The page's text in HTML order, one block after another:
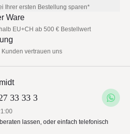
Ihrer ersten Bestellung sparen*
Ware
EU+CH ab 500 € Bestellwert
vertrauen uns
33 33 3
lassen, oder einfach telefonisch